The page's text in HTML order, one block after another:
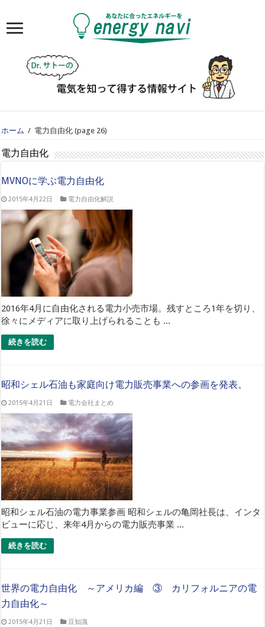
ホーム / 電力自由化 (page 26)
電力自由化
MVNOに学ぶ電力自由化
2015年4月22日 電力自由化解説
2016年4月に自由化される電力小売市場。残すところ1年を切り、
徐々にメディアに取り上げられることも ...
続きを読む
昭和シェル石油も家庭向け電力販売事業への参画を発表。
2015年4月21日 電力会社まとめ
昭和シェル石油の電力事業参画 昭和シェルの亀岡社長は、インタ
ビューに応じ、来年4月からの電力販売事業 ...
続きを読む
世界の電力自由化 ～アメリカ編 ③ カリフォルニアの電
力自由化～
2015年4月21日 豆知識